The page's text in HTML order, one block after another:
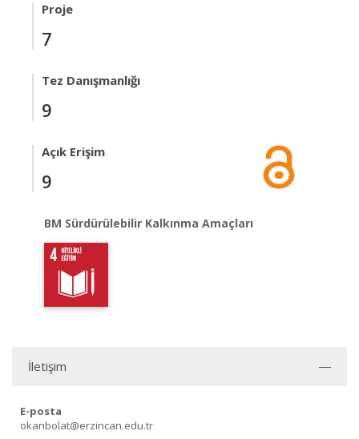
Proje
7
Tez Danışmanlığı
9
Açık Erişim
9
BM Sürdürülebilir Kalkınma Amaçları
İletişim
E-posta
okanbolat@erzincan.edu.tr